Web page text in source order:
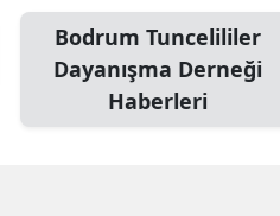
Bodrum Tuncelililer
Dayanışma Derneği
Haberleri